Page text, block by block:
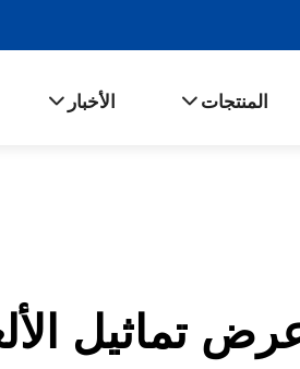
المنتجات الأخبار
تماثيل